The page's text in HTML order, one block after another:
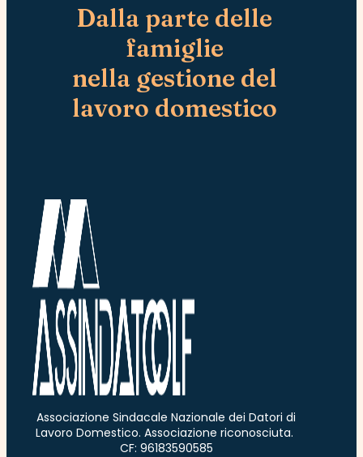
Dalla parte delle
famiglie
nella gestione del
lavoro domestico
Associazione Sindacale Nazionale dei Datori di
Lavoro Domestico. Associazione riconosciuta.
CF: 96183590585